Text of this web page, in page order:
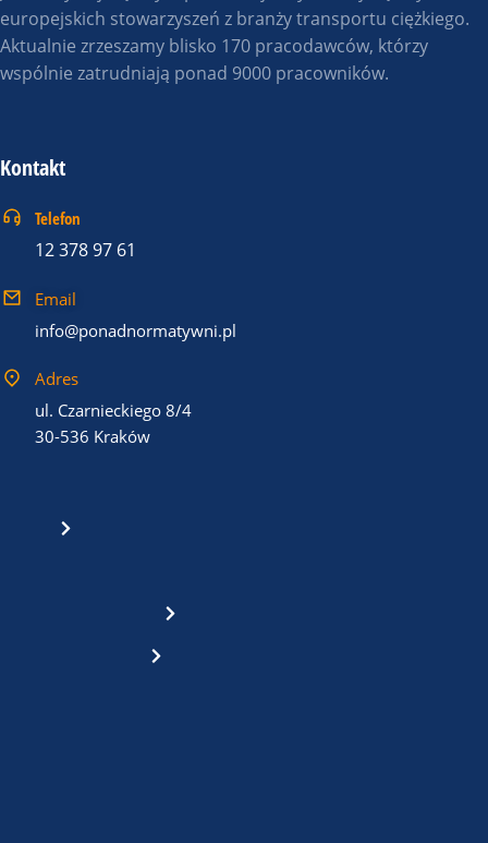
europejskich stowarzyszeń z branży transportu ciężkiego.
Aktualnie zrzeszamy blisko 170 pracodawców, którzy
wspólnie zatrudniają ponad 9000 pracowników.
Kontakt
Telefon
12 378 97 61
Email
info@ponadnormatywni.pl
Adres
ul. Czarnieckiego 8/4
30-536 Kraków